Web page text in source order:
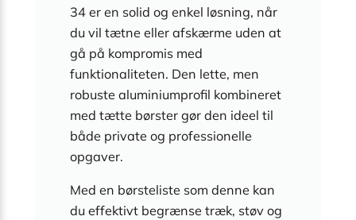
34 er en solid og enkel løsning, når
du vil tætne eller afskærme uden at
gå på kompromis med
funktionaliteten. Den lette, men
robuste aluminiumprofil kombineret
med tætte børster gør den ideel til
både private og professionelle
opgaver.
Med en børsteliste som denne kan
du effektivt begrænse træk, støv og